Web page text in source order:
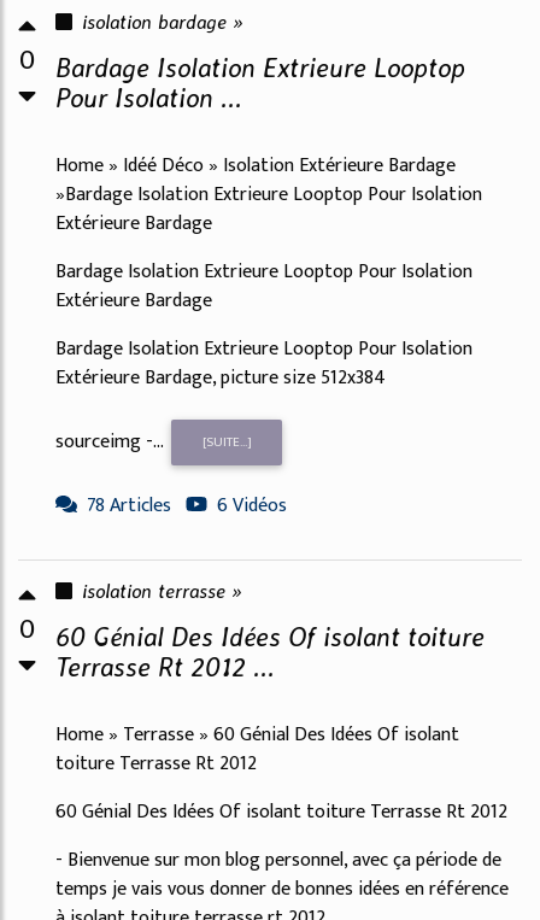
0
isolation bardage »
Bardage Isolation Extrieure Looptop
Pour Isolation ...
Home » Idéé Déco » Isolation Extérieure Bardage
»Bardage Isolation Extrieure Looptop Pour Isolation
Extérieure Bardage
Bardage Isolation Extrieure Looptop Pour Isolation
Extérieure Bardage
Bardage Isolation Extrieure Looptop Pour Isolation
Extérieure Bardage, picture size 512x384
sourceimg -...
[SUITE...]
78 Articles 6 Vidéos
0
isolation terrasse »
60 Génial Des Idées Of isolant toiture
Terrasse Rt 2012 ...
Home » Terrasse » 60 Génial Des Idées Of isolant
toiture Terrasse Rt 2012
60 Génial Des Idées Of isolant toiture Terrasse Rt 2012
- Bienvenue sur mon blog personnel, avec ça période de
temps je vais vous donner de bonnes idées en référence